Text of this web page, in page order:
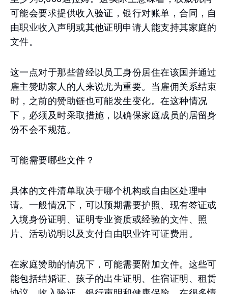
可能会要求提供收入验证，银行对账单，合同，自
由职业收入声明或其他证明申请人能支持其家庭的
文件。
这一点对于那些曾经以员工身份居住在该国并通过
雇主赞助家人的人来说尤为重要。当雇佣关系结束
时，之前的赞助链也可能发生变化。在这种情况
下，必须及时采取措施，以确保家庭成员的居留身
份不会不规范。
可能需要哪些文件？
具体的文件清单取决于哪个机构或自由区处理申
请。一般情况下，可以预期需要护照、现有签证或
入境身份证明、证明专业资质或经验的文件、照
片、活动说明以及支付自由职业许可证费用。
在家庭赞助的情况下，可能需要附加文件。这些可
能包括结婚证、孩子的出生证明、住宿证明、租赁